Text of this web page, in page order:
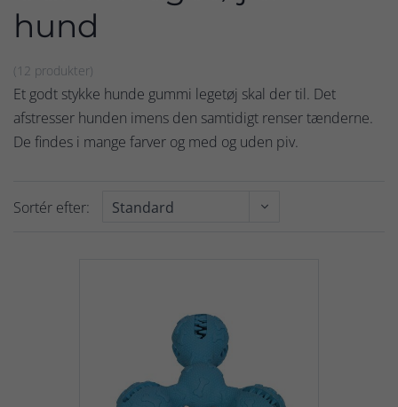
hund
(12 produkter)
Et godt stykke hunde gummi legetøj skal der til. Det
afstresser hunden imens den samtidigt renser tænderne.
De findes i mange farver og med og uden piv.
Sortér efter: